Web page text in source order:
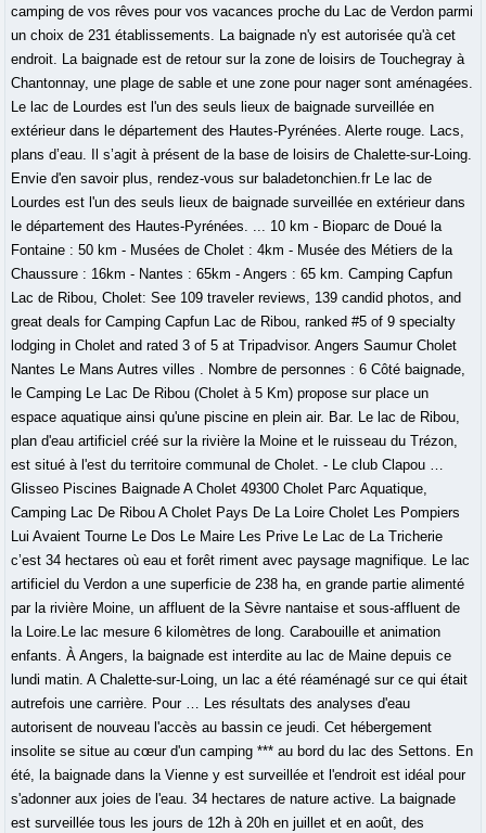
camping de vos rêves pour vos vacances proche du Lac de Verdon parmi
un choix de 231 établissements. La baignade n'y est autorisée qu'à cet
endroit. La baignade est de retour sur la zone de loisirs de Touchegray à
Chantonnay, une plage de sable et une zone pour nager sont aménagées.
Le lac de Lourdes est l'un des seuls lieux de baignade surveillée en
extérieur dans le département des Hautes-Pyrénées. Alerte rouge. Lacs,
plans d’eau. Il s’agit à présent de la base de loisirs de Chalette-sur-Loing.
Envie d'en savoir plus, rendez-vous sur baladetonchien.fr Le lac de
Lourdes est l'un des seuls lieux de baignade surveillée en extérieur dans
le département des Hautes-Pyrénées. ... 10 km - Bioparc de Doué la
Fontaine : 50 km - Musées de Cholet : 4km - Musée des Métiers de la
Chaussure : 16km - Nantes : 65km - Angers : 65 km. Camping Capfun
Lac de Ribou, Cholet: See 109 traveler reviews, 139 candid photos, and
great deals for Camping Capfun Lac de Ribou, ranked #5 of 9 specialty
lodging in Cholet and rated 3 of 5 at Tripadvisor. Angers Saumur Cholet
Nantes Le Mans Autres villes . Nombre de personnes : 6 Côté baignade,
le Camping Le Lac De Ribou (Cholet à 5 Km) propose sur place un
espace aquatique ainsi qu'une piscine en plein air. Bar. Le lac de Ribou,
plan d'eau artificiel créé sur la rivière la Moine et le ruisseau du Trézon,
est situé à l'est du territoire communal de Cholet. - Le club Clapou …
Glisseo Piscines Baignade A Cholet 49300 Cholet Parc Aquatique,
Camping Lac De Ribou A Cholet Pays De La Loire Cholet Les Pompiers
Lui Avaient Tourne Le Dos Le Maire Les Prive Le Lac de La Tricherie
c’est 34 hectares où eau et forêt riment avec paysage magnifique. Le lac
artificiel du Verdon a une superficie de 238 ha, en grande partie alimenté
par la rivière Moine, un affluent de la Sèvre nantaise et sous-affluent de
la Loire.Le lac mesure 6 kilomètres de long. Carabouille et animation
enfants. À Angers, la baignade est interdite au lac de Maine depuis ce
lundi matin. A Chalette-sur-Loing, un lac a été réaménagé sur ce qui était
autrefois une carrière. Pour … Les résultats des analyses d'eau
autorisent de nouveau l'accès au bassin ce jeudi. Cet hébergement
insolite se situe au cœur d'un camping *** au bord du lac des Settons. En
été, la baignade dans la Vienne y est surveillée et l'endroit est idéal pour
s'adonner aux joies de l'eau. 34 hectares de nature active. La baignade
est surveillée tous les jours de 12h à 20h en juillet et en août, des